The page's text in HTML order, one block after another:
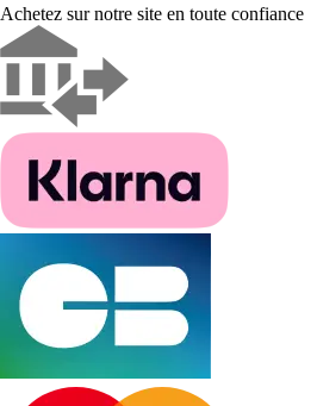
Achetez sur notre site en toute confiance